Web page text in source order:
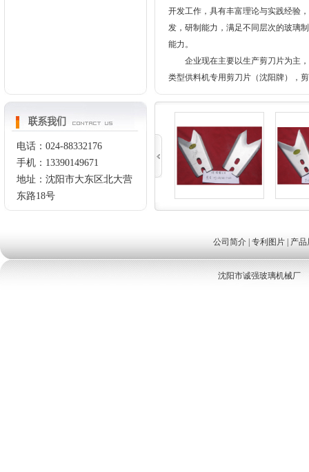
电话： 024-88332176
手机： 13390149671
地址：沈阳市大东区北大营
东路18号
开发工作，具有丰富理论与实践经验
发，研制能力，满足不同层次的玻璃
能力。
企业现在主要以生产剪刀片为主，
类型供料机专用剪刀片（沈阳牌），
质量稳定。并能独立设计和制造各种
我厂是玻璃机械制造设备的专用厂
不断创新，完好的信誉，满意的服务
公司简介 专利图片 产品
沈阳市诚强玻璃机械